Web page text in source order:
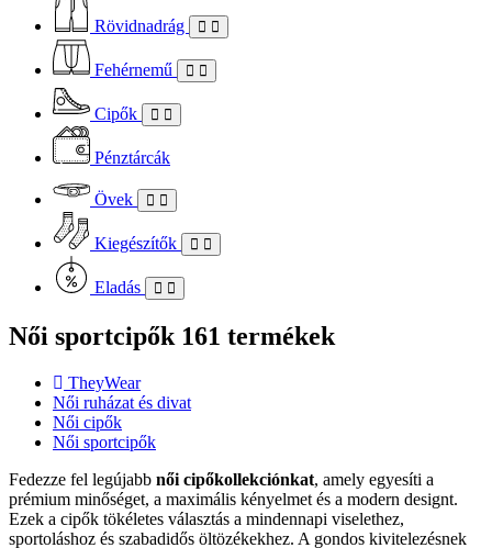
Rövidnadrág
Fehérnemű
Cipők
Pénztárcák
Övek
Kiegészítők
Eladás
Női sportcipők 161 termékek
TheyWear
Női ruházat és divat
Női cipők
Női sportcipők
Fedezze fel legújabb női cipőkollekciónkat, amely egyesíti a
prémium minőséget, a maximális kényelmet és a modern designt.
Ezek a cipők tökéletes választás a mindennapi viselethez,
sportoláshoz és szabadidős öltözékekhez. A gondos kivitelezésnek